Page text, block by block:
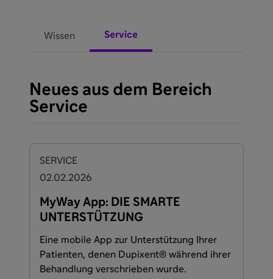
Wissen Service
Neues aus dem Bereich
Service
SERVICE
02.02.2026
MyWay App: DIE SMARTE
UNTERSTÜTZUNG
Eine mobile App zur Unterstützung Ihrer
Patienten, denen Dupixent® während ihrer
Behandlung verschrieben wurde.